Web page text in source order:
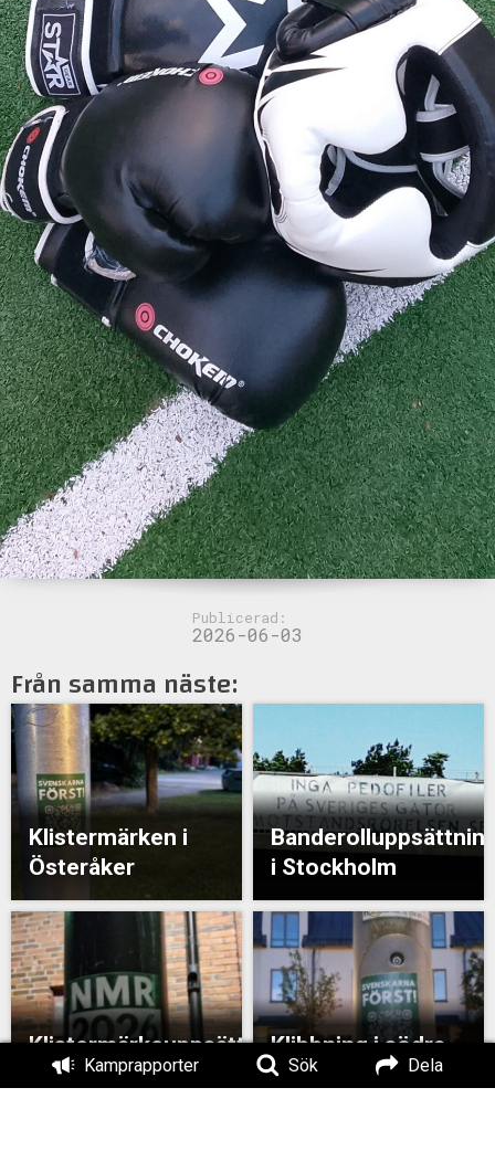
Kamprapporter Sök Dela
Publicerad:
2026-06-03
Från samma näste:
Klistermärken i
Österåker
i Stockholm
Klistermärkeuppsättning
i Stockholm
Klibbning i södra
Stockholm